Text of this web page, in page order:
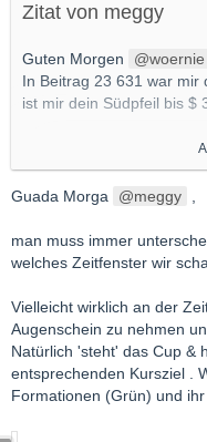
Zitat von meggy
Guten Morgen woernie
In Beitrag 23 631 war mir
ist mir dein Südpfeil bis $
- bei einem Rücksetzer
endgültig erledigt, oder
ne Glaskugel, oder gibt
Marktgeschehen?
Vollständiger Einbruch
- für unsere Minen wäre
an der Seitenlinie bleiben?
Guada Morga meggy
man muss immer
welches Zeitfenster wir
Vielleicht wirklich an der
Augenschein zu nehmen
Natürlich 'steht' das Cup &
entsprechenden Kursziel .
Formationen (Grün) und ihr